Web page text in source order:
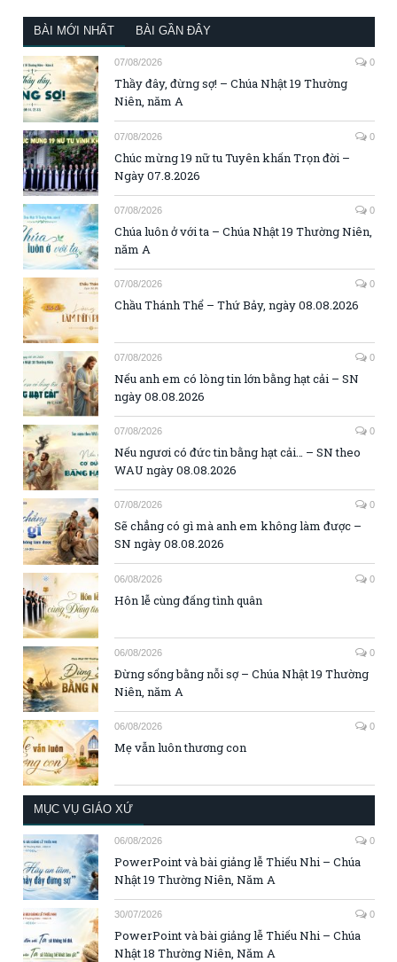
BÀI MỚI NHẤT BÀI GẦN ĐÂY
07/08/2026 0
Thầy đây, đừng sợ! – Chúa Nhật 19 Thường
Niên, năm A
07/08/2026 0
Chúc mừng 19 nữ tu Tuyên khấn Trọn đời –
Ngày 07.8.2026
07/08/2026 0
Chúa luôn ở với ta – Chúa Nhật 19 Thường Niên,
năm A
07/08/2026 0
Chầu Thánh Thể – Thứ Bảy, ngày 08.08.2026
07/08/2026 0
Nếu anh em có lòng tin lớn bằng hạt cải – SN
ngày 08.08.2026
07/08/2026 0
Nếu ngươi có đức tin bằng hạt cải… – SN theo
WAU ngày 08.08.2026
07/08/2026 0
Sẽ chẳng có gì mà anh em không làm được –
SN ngày 08.08.2026
06/08/2026 0
Hôn lễ cùng đấng tình quân
06/08/2026 0
Đừng sống bằng nỗi sợ – Chúa Nhật 19 Thường
Niên, năm A
06/08/2026 0
Mẹ vẫn luôn thương con
MỤC VỤ GIÁO XỨ
06/08/2026 0
PowerPoint và bài giảng lễ Thiếu Nhi – Chúa
Nhật 19 Thường Niên, Năm A
30/07/2026 0
PowerPoint và bài giảng lễ Thiếu Nhi – Chúa
Nhật 18 Thường Niên, Năm A